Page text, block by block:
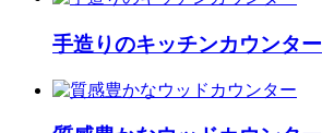
手造りのキッチンカウンター